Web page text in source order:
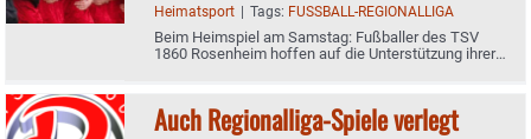
Heimatsport | Tags: FUSSBALL-REGIONALLIGA
Beim Heimspiel am Samstag: Fußballer des TSV
1860 Rosenheim hoffen auf die Unterstützung ihrer
Auch Regionalliga-Spiele verlegt